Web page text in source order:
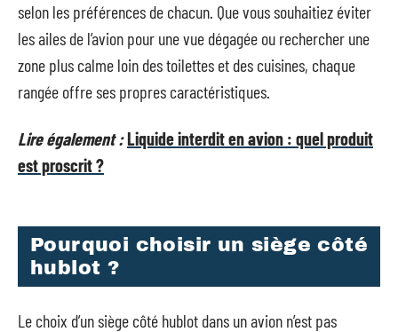
selon les préférences de chacun. Que vous souhaitiez éviter
les ailes de l’avion pour une vue dégagée ou rechercher une
zone plus calme loin des toilettes et des cuisines, chaque
rangée offre ses propres caractéristiques.
Lire également :Liquide interdit en avion : quel produit
est proscrit ?
Pourquoi choisir un siège côté
hublot ?
Le choix d’un siège côté hublot dans un avion n’est pas